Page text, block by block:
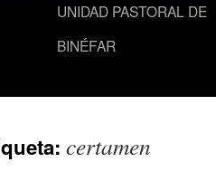
UNIDAD PASTORAL DE
BINÉFAR
certamen